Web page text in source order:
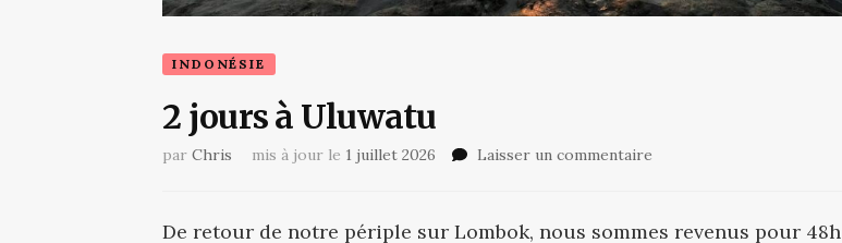
INDONÉSIE
2 jours à Uluwatu
parChris mis à jour le 1 juillet 2026 Laisser un commentaire
De retour de notre périple sur Lombok, nous sommes revenus pour